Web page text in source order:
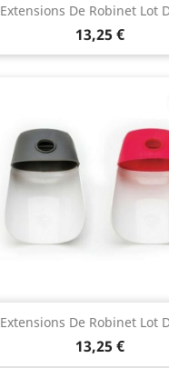
Extensions De Robinet Lot
13,25 €
Extensions De Robinet Lot
13,25 €